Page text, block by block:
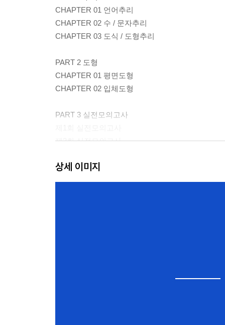
CHAPTER 01 언어추리
CHAPTER 02 수 / 문자추리
CHAPTER 03 도식 / 도형추리
PART 2 도형
CHAPTER 01 평면도형
CHAPTER 02 입체도형
PART 3 실전모의고사
제2회 실전모의고사
별 책 정답 및 해설
PART 1 추리
상세 이미지